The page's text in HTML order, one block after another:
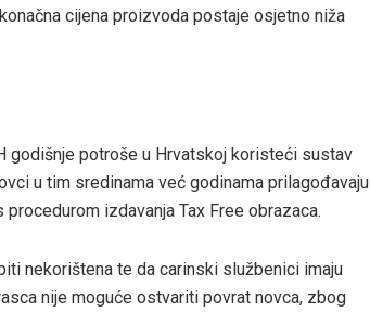
cijena proizvoda postaje osjetno niža
godišnje potroše u Hrvatskoj koristeći sustav
u tim sredinama već godinama prilagođavaju
izdavanja Tax Free obrazaca.
nekorištena te da carinski službenici imaju
nije moguće ostvariti povrat novca, zbog